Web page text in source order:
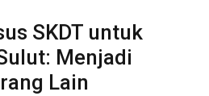
SKDT untuk
Menjadi
Lain